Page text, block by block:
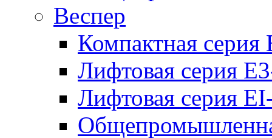
Веспер
Компактная серия
Лифтовая серия
Лифтовая серия